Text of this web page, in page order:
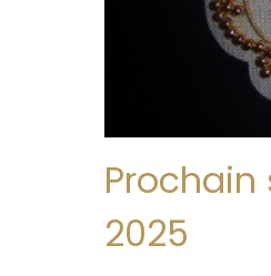
Prochain
2025